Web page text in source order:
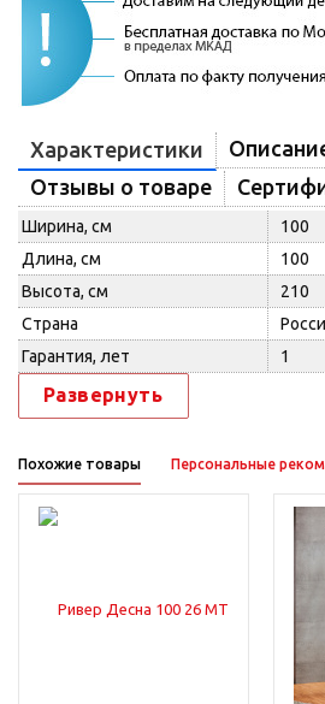
Характеристики
Отзывы о товаре
Ширина, см
100
Длина, см
100
Высота, см
210
Страна
Гарантия, лет
1
Развернуть
Похожие товары Персональные